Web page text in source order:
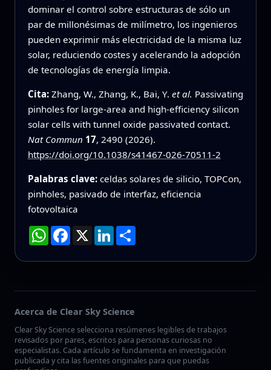
dominar el control sobre estructuras de sólo un
par de millonésimas de milímetro, los ingenieros
pueden exprimir más electricidad de la misma luz
solar, reduciendo costes y acelerando la adopción
de tecnologías de energía limpia.
Cita: Zhang, W., Zhang, K., Bai, Y. et al. Passivating
pinholes for large-area and high-efficiency silicon
solar cells with tunnel oxide passivated contact.
Nat Commun 17, 2490 (2026).
https://doi.org/10.1038/s41467-026-70511-2
Palabras clave: celdas solares de silicio, TOPCon,
pinholes, pasivado de interfaz, eficiencia
fotovoltaica
WhatsApp
Facebook
X LinkedInCompartir
Acerca de Clear Sky Science
Clear Sky Science selecciona resúmenes legibles de trabajos
revisados por pares, escritos para personas curiosas no
especialistas. Cada artículo se fundamenta en investigación
publicada y cita las fuentes originales para que puedas